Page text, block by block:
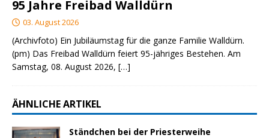
95 Jahre Freibad Walldürn
03. August 2026
(Archivfoto) Ein Jubiläumstag für die ganze Familie Walldürn.
(pm) Das Freibad Walldürn feiert 95-jähriges Bestehen. Am
Samstag, 08. August 2026, […]
ÄHNLICHE ARTIKEL
Ständchen bei der Priesterweihe